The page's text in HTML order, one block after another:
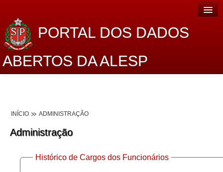
PORTAL DOS DADOS
ABERTOS DA ALESP
Dados Abertos Alesp
Lei de Acesso à Informação
Dados Governamentais Abertos
INÍCIO ADMINISTRAÇÃO
Administração
Histórico de Cargos dos Funcionários